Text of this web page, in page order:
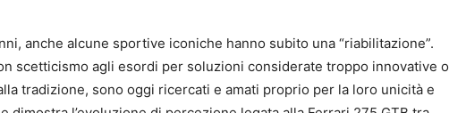
anche alcune sportive iconiche hanno subito una “riabilitazione”.
scetticismo agli esordi per soluzioni considerate troppo innovative o
tradizione, sono oggi ricercati e amati proprio per la loro unicità e